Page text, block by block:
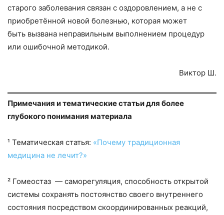
старого заболевания связан с оздоровлением, а не с
приобретённой новой болезнью, которая может
быть вызвана неправильным выполнением процедур
или ошибочной методикой.
Виктор Ш.
Примечания и тематические статьи для более
глубокого понимания материала
¹ Тематическая статья: «Почему традиционная
медицина не лечит?»
² Гомеостаз — саморегуляция, способность открытой
системы сохранять постоянство своего внутреннего
состояния посредством скоординированных реакций,